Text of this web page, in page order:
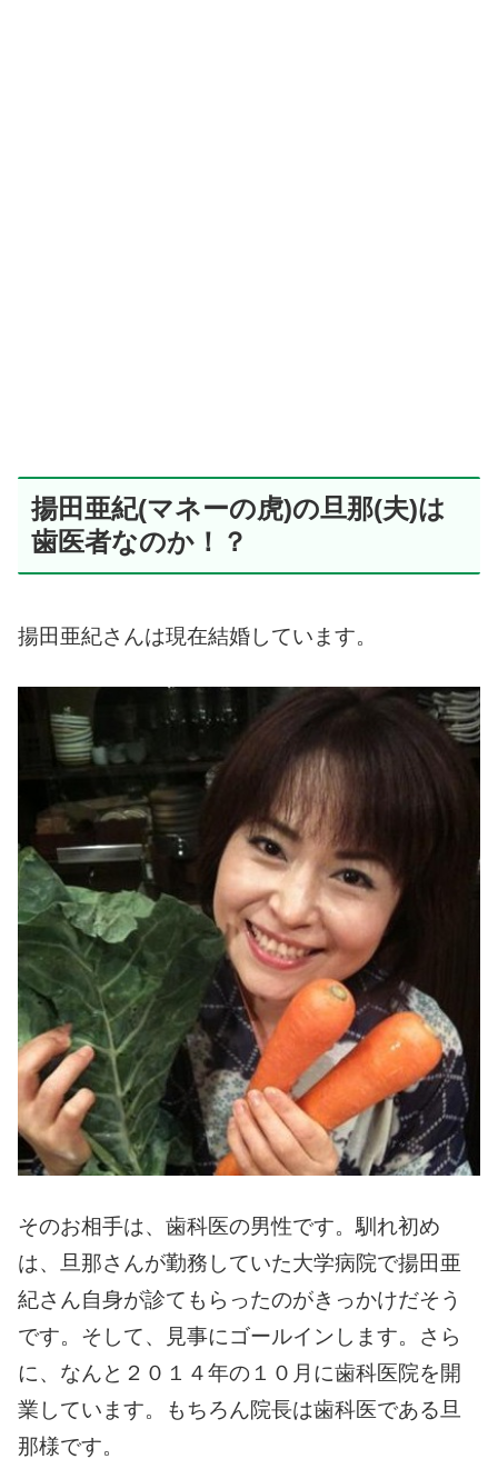
揚田亜紀(マネーの虎)の旦那(夫)は
歯医者なのか！？
揚田亜紀さんは現在結婚しています。
そのお相手は、歯科医の男性です。馴れ初め
は、旦那さんが勤務していた大学病院で揚田亜
紀さん自身が診てもらったのがきっかけだそう
です。 そして、見事にゴールインします。 さら
に、なんと２０１４年の１０月に歯科医院を開
業しています。
もちろん院長は歯科医である旦
那様です。